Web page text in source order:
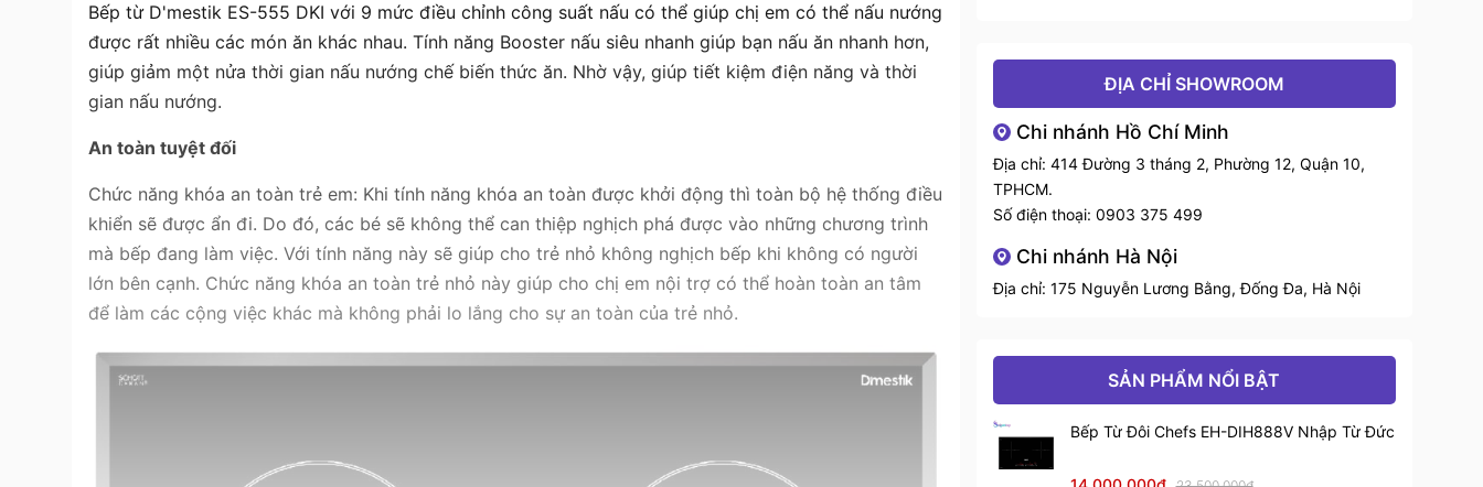
Bếp từ D'mestik ES-555 DKI với 9 mức điều chỉnh công suất nấu có thể giúp chị em có thể nấu nướng
được rất nhiều các món ăn khác nhau. Tính năng Booster nấu siêu nhanh giúp bạn nấu ăn nhanh hơn,
giúp giảm một nửa thời gian nấu nướng chế biến thức ăn. Nhờ vậy, giúp tiết kiệm điện năng và thời
gian nấu nướng.
An toàn tuyệt đối
Chức năng khóa an toàn trẻ em: Khi tính năng khóa an toàn được khởi động thì toàn bộ hệ thống điều
khiển sẽ được ẩn đi. Do đó, các bé sẽ không thể can thiệp nghịch phá được vào những chương trình
mà bếp đang làm việc. Với tính năng này sẽ giúp cho trẻ nhỏ không nghịch bếp khi không có người
lớn bên cạnh. Chức năng khóa an toàn trẻ nhỏ này giúp cho chị em nội trợ có thể hoàn toàn an tâm
để làm các cộng việc khác mà không phải lo lắng cho sự an toàn của trẻ nhỏ.
ĐỊA CHỈ SHOWROOM
Chi nhánh Hồ Chí Minh
Địa chỉ: 414 Đường 3 tháng 2, Phường 12, Quận 10,
TPHCM.
Số điện thoại: 0903 375 499
Chi nhánh Hà Nội
Địa chỉ: 175 Nguyễn Lương Bằng, Đống Đa, Hà Nội
SẢN PHẨM NỔI BẬT
Bếp Từ Đôi Chefs EH-DIH888V Nhập Từ Đức